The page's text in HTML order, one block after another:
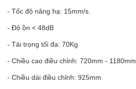
- Tốc độ nâng hạ: 15mm/s.
- Độ ồn < 48dB
- Tải trọng tối đa: 70Kg
- Chiều cao điều chỉnh: 720mm - 1180mm
- Chiều dài điều chỉnh: 925mm